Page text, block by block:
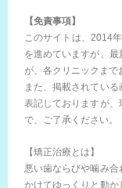
【免責事項】
このサイトは、2014
を進めていますが、
が、各クリニックまで
また、掲載されてい
表記しておりますが
で、ご了承ください。
【矯正治療とは】
悪い歯ならびや噛み
かけてゆっくりと動